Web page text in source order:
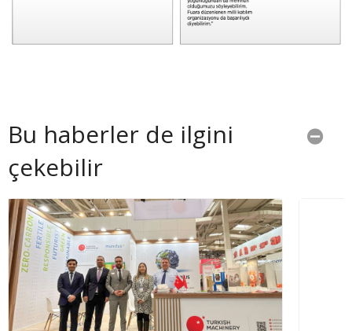
Bu haberler de ilgini
çekebilir